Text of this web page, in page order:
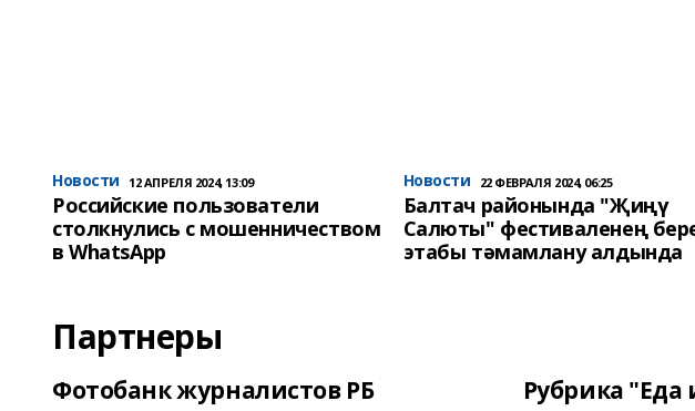
Новости 12 АПРЕЛЯ 2024, 13:09
Российские пользователи
столкнулись с мошенничеством
в WhatsApp
Новости 22 ФЕВРАЛЯ 2024, 06:25
Балтач районында "Җиңү
Салюты" фестиваленең
этабы тәмамлану алдында
Партнеры
Фотобанк журналистов РБ Рубрика